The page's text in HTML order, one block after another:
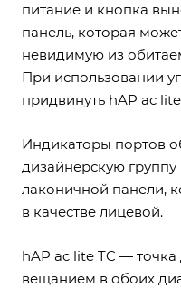
питание и кнопка
панель, которая
невидимую из
При использовании
придвинуть hAP ac
Индикаторы портов
дизайнерскую
лаконичной панели,
в качестве лицевой.
hAP ac lite TC —
вещанием в обоих